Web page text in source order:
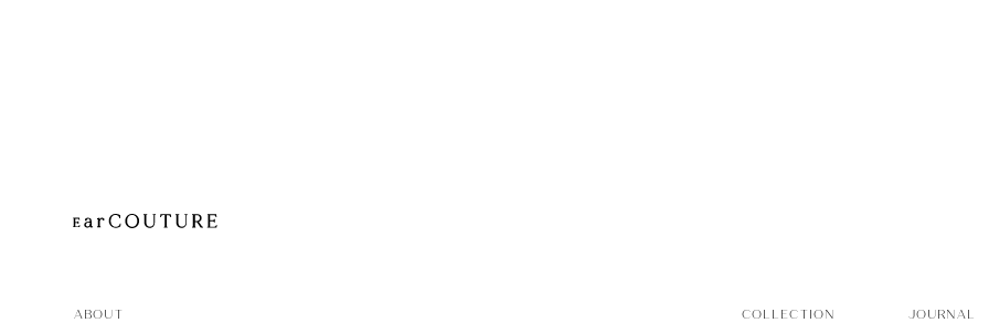
ABOUT COLLECTION JOURNAL